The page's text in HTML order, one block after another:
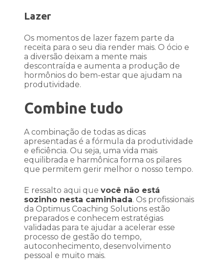
Lazer
Os momentos de lazer fazem parte da
receita para o seu dia render mais. O ócio e
a diversão deixam a mente mais
descontraída e aumenta a produção de
hormônios do bem-estar que ajudam na
produtividade.
Combine tudo
A combinação de todas as dicas
apresentadas é a fórmula da produtividade
e eficiência. Ou seja, uma vida mais
equilibrada e harmônica forma os pilares
que permitem gerir melhor o nosso tempo.
E ressalto aqui que você não está
sozinho nesta caminhada. Os profissionais
da Optimus Coaching Solutions estão
preparados e conhecem estratégias
validadas para te ajudar a acelerar esse
processo de gestão do tempo,
autoconhecimento, desenvolvimento
pessoal e muito mais.